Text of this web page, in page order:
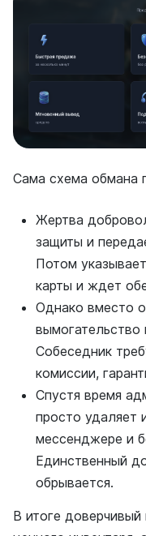
Сама схема обмана
Жертва
защиты и
Потом
карты и ждет
Однако вместо
Собеседник
комиссии,
Спустя время
просто удаляет
мессенджере и
Единственный
обрывается.
В итоге доверчивый